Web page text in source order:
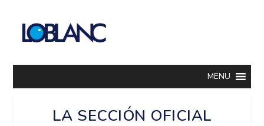
MENU
LA SECCIÓN OFICIAL